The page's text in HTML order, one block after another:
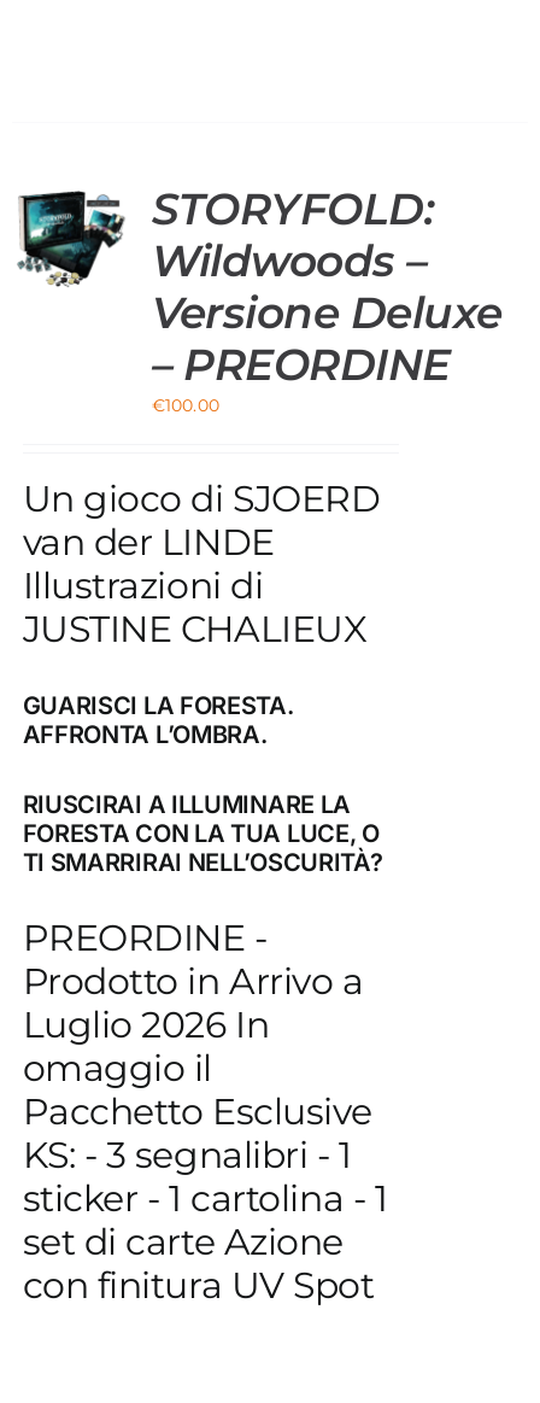
STORYFOLD:
Wildwoods –
Versione Deluxe
– PREORDINE
€100.00
Un gioco di SJOERD
van der LINDE
Illustrazioni di
JUSTINE CHALIEUX
GUARISCI LA FORESTA.
AFFRONTA L’OMBRA.
RIUSCIRAI A ILLUMINARE LA
FORESTA CON LA TUA LUCE, O
TI SMARRIRAI NELL’OSCURITÀ?
PREORDINE -
Prodotto in Arrivo a
Luglio 2026 In
omaggio il
Pacchetto Esclusive
KS: - 3 segnalibri - 1
sticker - 1 cartolina - 1
set di carte Azione
con finitura UV Spot